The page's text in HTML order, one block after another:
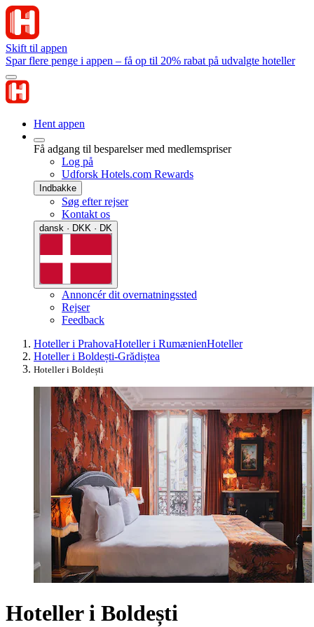
Skift til appen
Spar flere penge i appen – få op til 20% rabat på udvalgte hoteller
Hent appen
Få adgang til besparelser med medlemspriser
Log på
Udforsk Hotels.com Rewards
Indbakke
Søg efter rejser
Kontakt os
dansk · DKK · DK
Annoncér dit overnatningssted
Rejser
Feedback
Hoteller i PrahovaHoteller i RumænienHoteller
Hoteller i Boldești-Grădiștea
Hoteller i Boldești
Hoteller i Boldești